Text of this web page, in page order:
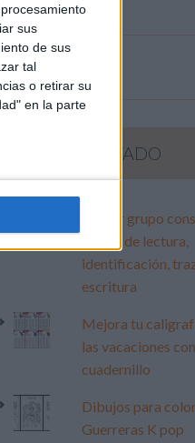
sus
de sus
tal
o retirar su
en la parte
LO MÁS VISITADO
Primer grupo
Fichas de lectura,
identificación,
escritura
Mejora tu
las vacaciones
cuadernillo
Dibujos para
Guerreras K pop